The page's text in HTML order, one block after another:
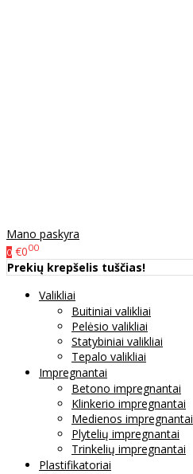
Mano paskyra
0 €000
Prekių krepšelis tuščias!
Valikliai
Buitiniai valikliai
Pelėsio valikliai
Statybiniai valikliai
Tepalo valikliai
Impregnantai
Betono impregnantai
Klinkerio impregnantai
Medienos impregnantai
Plytelių impregnantai
Trinkelių impregnantai
Plastifikatoriai